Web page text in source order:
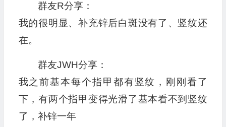
群友R分享：
我的很明显、补充锌后白斑没有了、竖纹还
在。
群友JWH分享：
我之前基本每个指甲都有竖纹，刚刚看了
下，有两个指甲变得光滑了基本看不到竖纹
了，补锌一年